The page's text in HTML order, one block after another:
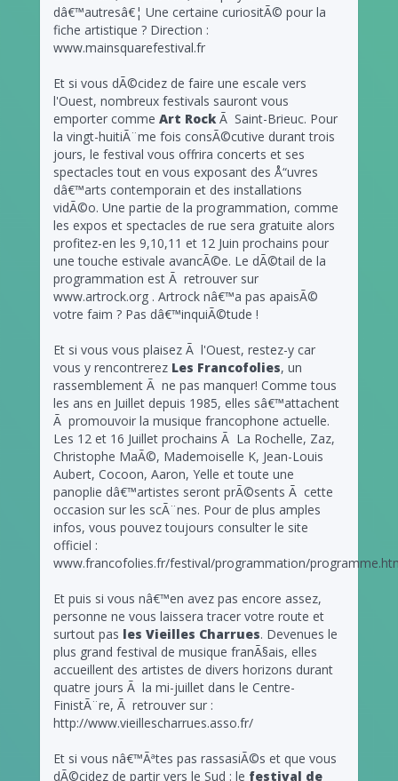
dâ€™autresâ€¦ Une certaine curiositÃ© pour la
fiche artistique ? Direction :
www.mainsquarefestival.fr
Et si vous dÃ©cidez de faire une escale vers
l'Ouest, nombreux festivals sauront vous
emporter comme Art Rock Ã Saint-Brieuc. Pour
la vingt-huitiÃ¨me fois consÃ©cutive durant trois
jours, le festival vous offrira concerts et ses
spectacles tout en vous exposant des Å“uvres
dâ€™arts contemporain et des installations
vidÃ©o. Une partie de la programmation, comme
les expos et spectacles de rue sera gratuite alors
profitez-en les 9,10,11 et 12 Juin prochains pour
une touche estivale avancÃ©e. Le dÃ©tail de la
programmation est Ã retrouver sur
www.artrock.org . Artrock nâ€™a pas apaisÃ©
votre faim ? Pas dâ€™inquiÃ©tude !
Et si vous vous plaisez Ã l'Ouest, restez-y car
vous y rencontrerez Les Francofolies, un
rassemblement Ã ne pas manquer! Comme tous
les ans en Juillet depuis 1985, elles sâ€™attachent
Ã promouvoir la musique francophone actuelle.
Les 12 et 16 Juillet prochains Ã La Rochelle, Zaz,
Christophe MaÃ©, Mademoiselle K, Jean-Louis
Aubert, Cocoon, Aaron, Yelle et toute une
panoplie dâ€™artistes seront prÃ©sents Ã cette
occasion sur les scÃ¨nes. Pour de plus amples
infos, vous pouvez toujours consulter le site
officiel :
www.francofolies.fr/festival/programmation/
Et puis si vous nâ€™en avez pas encore assez,
personne ne vous laissera tracer votre route et
surtout pas les Vieilles Charrues. Devenues le
plus grand festival de musique franÃ§ais, elles
accueillent des artistes de divers horizons durant
quatre jours Ã la mi-juillet dans le Centre-
FinistÃ¨re, Ã retrouver sur :
http://www.vieillescharrues.asso.fr/
Et si vous nâ€™Ãªtes pas rassasiÃ©s et que vous
dÃ©cidez de partir vers le Sud : le festival de